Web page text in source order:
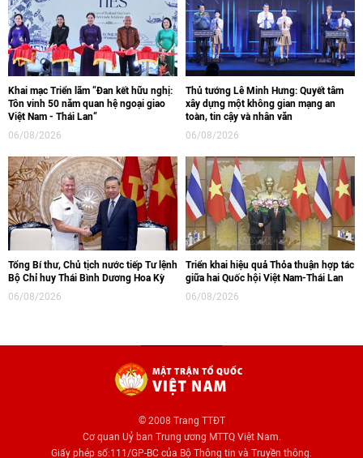
Khai mạc Triển lãm “Đan kết hữu nghị:
Tôn vinh 50 năm quan hệ ngoại giao
Việt Nam - Thái Lan“
06/08/2026
Thủ tướng Lê Minh Hưng: Quyết tâm
xây dựng một không gian mạng an
toàn, tin cậy và nhân văn
06/08/2026
Tổng Bí thư, Chủ tịch nước tiếp Tư lệnh
Bộ Chỉ huy Thái Bình Dương Hoa Kỳ
06/08/2026
Triển khai hiệu quả Thỏa thuận hợp tác
giữa hai Quốc hội Việt Nam-Thái Lan
06/08/2026
© 2008 Trang TTĐT
Cơ quan Uỷ ban Trung ương MTTQ Việt Nam.
Giấy phép số:111/GP-BC của Bộ Thông tin và Truyền thông.